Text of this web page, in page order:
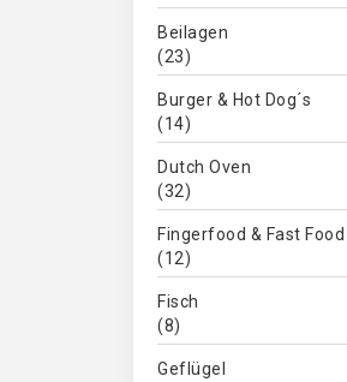
Beilagen
(23)
Burger & Hot Dog´s
(14)
Dutch Oven
(32)
Fingerfood & Fast Food
(12)
Fisch
(8)
Geflügel